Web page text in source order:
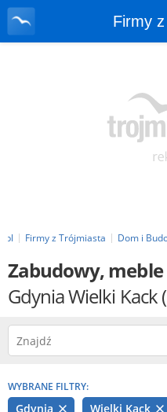
Firmy
Firmy z Trójmiasta Dom i
Zabudowy,
Gdynia Wielki Kack
WYBRANE FILTRY:
Gdynia Wielki Kack